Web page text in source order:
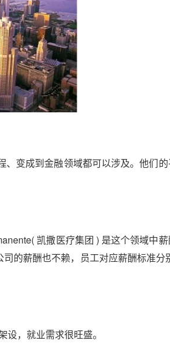
变成到金融领域都可以涉及。他们
凯撒医疗集团 ) 是这个领域中薪
的薪酬也不赖，员工对应薪酬标准分
，就业需求很旺盛。